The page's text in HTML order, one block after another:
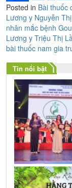
Posted in Bài thuốc
Điều
hướng
bài
viết
Lương y Nguyễn
nhân mắc bệnh
Lương y Triệu Thị
bài thuốc nam gia
Tin nổi bật